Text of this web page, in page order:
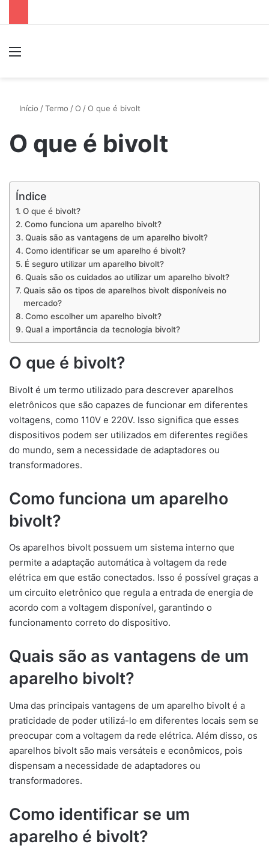
Início /Termo /O /O que é bivolt
O que é bivolt
Índice
O que é bivolt?
Como funciona um aparelho bivolt?
Quais são as vantagens de um aparelho bivolt?
Como identificar se um aparelho é bivolt?
É seguro utilizar um aparelho bivolt?
Quais são os cuidados ao utilizar um aparelho bivolt?
Quais são os tipos de aparelhos bivolt disponíveis no
mercado?
Como escolher um aparelho bivolt?
Qual a importância da tecnologia bivolt?
O que é bivolt?
Bivolt é um termo utilizado para descrever aparelhos
eletrônicos que são capazes de funcionar em diferentes
voltagens, como 110V e 220V. Isso significa que esses
dispositivos podem ser utilizados em diferentes regiões
do mundo, sem a necessidade de adaptadores ou
transformadores.
Como funciona um aparelho
bivolt?
Os aparelhos bivolt possuem um sistema interno que
permite a adaptação automática à voltagem da rede
elétrica em que estão conectados. Isso é possível graças a
um circuito eletrônico que regula a entrada de energia de
acordo com a voltagem disponível, garantindo o
funcionamento correto do dispositivo.
Quais são as vantagens de um
aparelho bivolt?
Uma das principais vantagens de um aparelho bivolt é a
praticidade de poder utilizá-lo em diferentes locais sem se
preocupar com a voltagem da rede elétrica. Além disso, os
aparelhos bivolt são mais versáteis e econômicos, pois
dispensam a necessidade de adaptadores ou
transformadores.
Como identificar se um
aparelho é bivolt?